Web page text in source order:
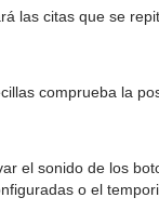
las citas que se
comprueba la
el sonido de los
o el